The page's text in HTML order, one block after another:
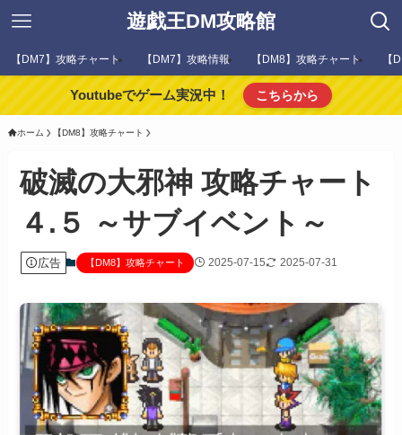
遊戯王DM攻略館
【DM7】攻略チャート 【DM7】攻略情報 【DM8】攻略チャート 【
Youtubeでゲーム実況中！ こちらから
ホーム 【DM8】攻略チャート
破滅の大邪神 攻略チャート
４.５ ～サブイベント～
広告 【DM8】攻略チャート 2025-07-15 2025-07-31